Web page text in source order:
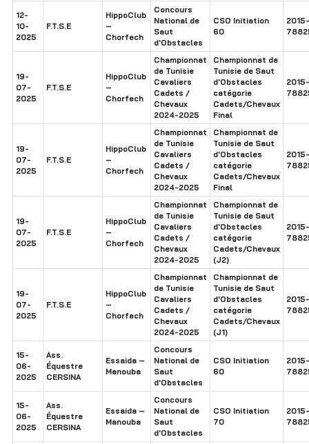
12-
10-
2025
F.T.S.E
HippoClub
–
Chorfech
Concours
National de
Saut
d'Obstacles
CSO Initiation
60
2015-
19-
07-
2025
F.T.S.E
HippoClub
–
Chorfech
Championnat
de Tunisie
Cavaliers
Cadets /
Chevaux
2024-2025
Championnat de
Tunisie de Saut
d'Obstacles
catégorie
Cadets/Chevaux
Final
2015-
19-
07-
2025
F.T.S.E
HippoClub
–
Chorfech
Championnat
de Tunisie
Cavaliers
Cadets /
Chevaux
2024-2025
Championnat de
Tunisie de Saut
d'Obstacles
catégorie
Cadets/Chevaux
Final
2015-
19-
07-
2025
F.T.S.E
HippoClub
–
Chorfech
Championnat
de Tunisie
Cavaliers
Cadets /
Chevaux
2024-2025
Championnat de
Tunisie de Saut
d'Obstacles
catégorie
Cadets/Chevaux
(J2)
2015-
19-
07-
2025
F.T.S.E
HippoClub
–
Chorfech
Championnat
de Tunisie
Cavaliers
Cadets /
Chevaux
2024-2025
Championnat de
Tunisie de Saut
d'Obstacles
catégorie
Cadets/Chevaux
(J1)
2015-
15-
06-
2025
Ass.
Équestre
CERSINA
Essaida –
Manouba
Concours
National de
Saut
d'Obstacles
CSO Initiation
60
2015-
15-
06-
2025
Ass.
Équestre
CERSINA
Essaida –
Manouba
Concours
National de
Saut
d'Obstacles
CSO Initiation
70
2015-